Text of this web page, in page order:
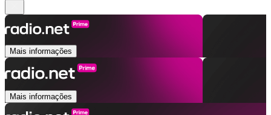
Mais informações
Mais informações